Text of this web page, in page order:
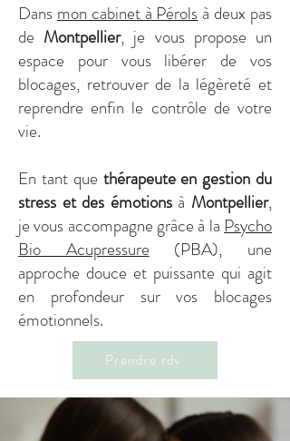
Dans mon cabinet à Pérolsà deux pas
de Montpellier, je vous propose un
espace pour vous libérer de vos
blocages, retrouver de la légèreté et
reprendre enfin le contrôle de votre
vie.
En tant que thérapeute en gestion du
stress et des émotionsà Montpellier,
je vous accompagne grâce à la Psycho
Bio Acupressure (PBA), une
approche douce et puissante qui agit
en profondeur sur vos blocages
émotionnels.
Prendre rdv